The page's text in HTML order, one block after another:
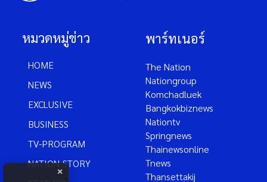
หมวดหมู่ข่าว
HOME
NEWS
EXCLUSIVE
BUSINESS
TV-PROGRAM
NATION-STORY
พาร์ทเนอร์
The Nation
Nationgroup
Komchadluek
Bangkokbiznews
Nationtv
Springnews
Thainewsonline
Tnews
Thansettakij
×